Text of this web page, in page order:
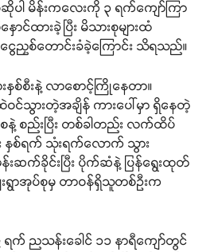
ါ မိန်းကလေးကို ၃ ရက်ကျော်ကြာ
င်ထားခဲ့ပြီး မိသားစုများထံ
ညှစ်တောင်းခံခဲ့ကြောင်း သိရသည်။
စီးနဲ့ လာစောင့်ကြိုနေတာ။
င်သွားတဲ့အချိန် ကားပေါ်မှာ ရှိနေတဲ့
စည်းပြီး တစ်ခါတည်း လက်ထိပ်
စ်ရက် သုံးရက်လောက် သွား
န်းဆက်ခိုင်းပြီး ပိုက်ဆံနဲ့ ပြန်ရွေးထုတ်
းရွာအုပ်စုမှ တာဝန်ရှိသူတစ်ဦးက
က် ညသန်းခေါင် ၁၁ နာရီကျော်တွင်